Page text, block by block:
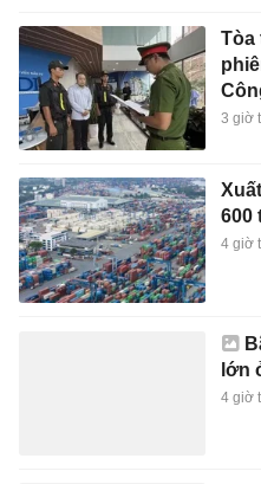
Tòa
3 giờ
600
4 giờ
lớn
4 giờ